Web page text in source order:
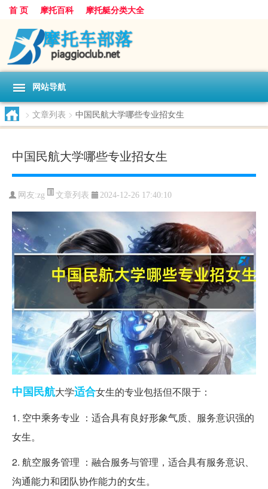
首 页 摩托百科 摩托艇分类大全
网站导航
> 文章列表 > 中国民航大学哪些专业招女生
中国民航大学哪些专业招女生
网友:zg 文章列表 2024-12-26 17:40:10
中国民航大学适合女生的专业包括但不限于：
1. 空中乘务专业 ：适合具有良好形象气质、服务意识强的
女生。
2. 航空服务管理 ：融合服务与管理，适合具有服务意识、
沟通能力和团队协作能力的女生。